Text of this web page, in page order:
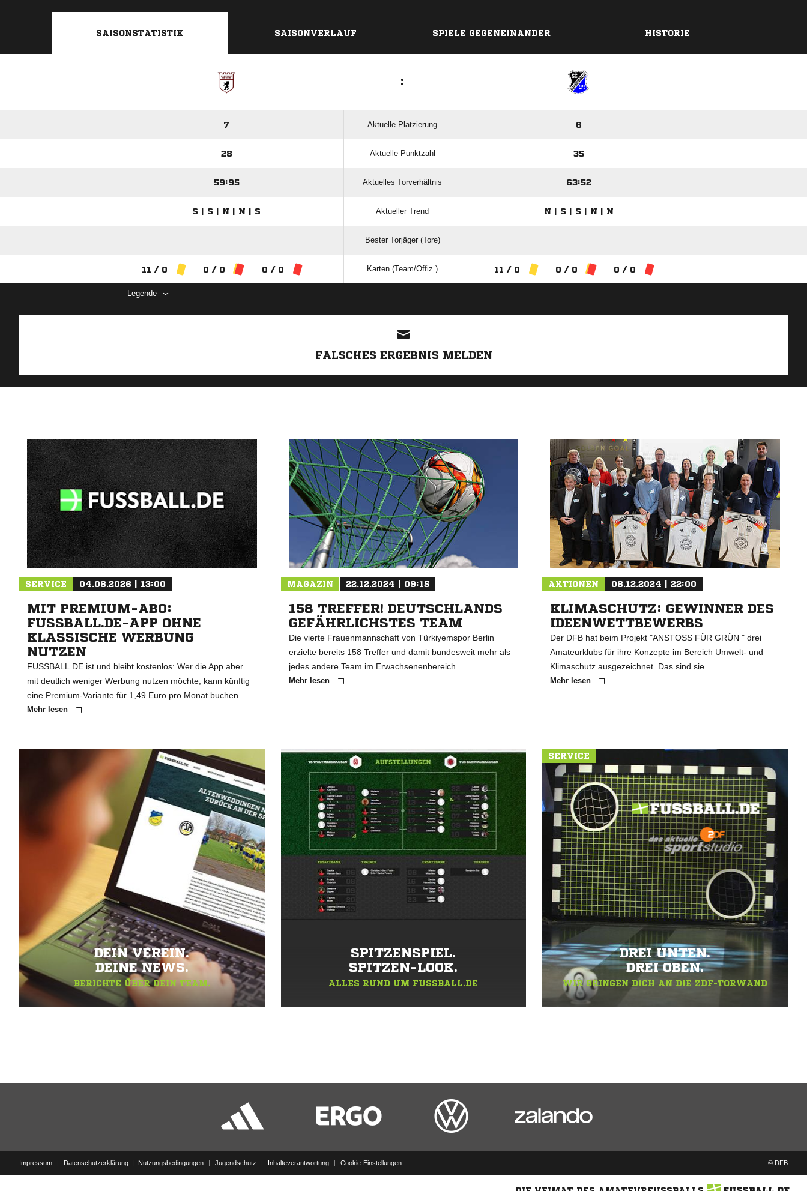
SAISONSTATISTIK SAISONVERLAUF SPIELE GEGENEINANDER HISTORIE
:
7 Aktuelle Platzierung 6
28 Aktuelle Punktzahl 35
59:95 Aktuelles Torverhältnis 63:52
S | S | N | N | S Aktueller Trend N | S | S | N | N
Bester Torjäger (Tore)
11 / 0 0 / 0 0 / 0 Karten (Team/Offiz.) 11 / 0 0 / 0 0 / 0
Legende
FALSCHES ERGEBNIS MELDEN
SERVICE 04.08.2026 | 13:00
MIT PREMIUM-ABO:
FUSSBALL.DE-APP OHNE
KLASSISCHE WERBUNG
NUTZEN
FUSSBALL.DE ist und bleibt kostenlos: Wer die App aber
mit deutlich weniger Werbung nutzen möchte, kann künftig
eine Premium-Variante für 1,49 Euro pro Monat buchen.
Mehr lesen
MAGAZIN 22.12.2024 | 09:15
158 TREFFER! DEUTSCHLANDS
GEFÄHRLICHSTES TEAM
Die vierte Frauenmannschaft von Türkiyemspor Berlin
erzielte bereits 158 Treffer und damit bundesweit mehr als
jedes andere Team im Erwachsenenbereich.
Mehr lesen
AKTIONEN 08.12.2024 | 22:00
KLIMASCHUTZ: GEWINNER DES
IDEENWETTBEWERBS
Der DFB hat beim Projekt "ANSTOSS FÜR GRÜN " drei
Amateurklubs für ihre Konzepte im Bereich Umwelt- und
Klimaschutz ausgezeichnet. Das sind sie.
Mehr lesen
DEIN VEREIN.
DEINE NEWS.
BERICHTE ÜBER DEIN TEAM.
SPITZENSPIEL.
SPITZEN-LOOK.
ALLES RUND UM FUSSBALL.DE
SERVICE
DREI UNTEN.
DREI OBEN.
WIR BRINGEN DICH AN DIE ZDF-TORWAND
Impressum | Datenschutzerklärung Nutzungsbedingungen | Jugendschutz | Inhalteverantwortung | Cookie-Einstellungen © DFB